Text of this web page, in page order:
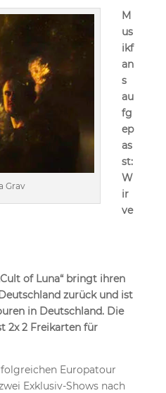
Grav
M
us
ikf
an
s
au
fg
ep
as
st:
W
ir
ve
of Luna“ bringt ihren
zurück und ist
in Deutschland. Die
2x 2 Freikarten für
Europatour
Exklusiv-Shows nach